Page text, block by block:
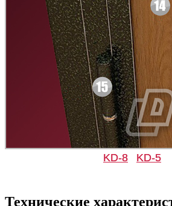
Д-11 СС Д-15 60
C48
KD-8 KD-5
Технические